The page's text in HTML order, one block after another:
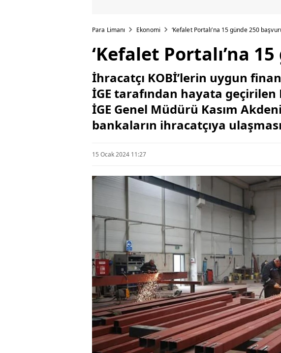
Para Limanı Ekonomi ‘Kefalet Portalı’na 15 günde 250
‘Kefalet Portalı’na
İhracatçı KOBİ’lerin uygun
İGE tarafından hayata geçirilen
İGE Genel Müdürü Kasım
bankaların ihracatçıya
15 Ocak 2024 11:27